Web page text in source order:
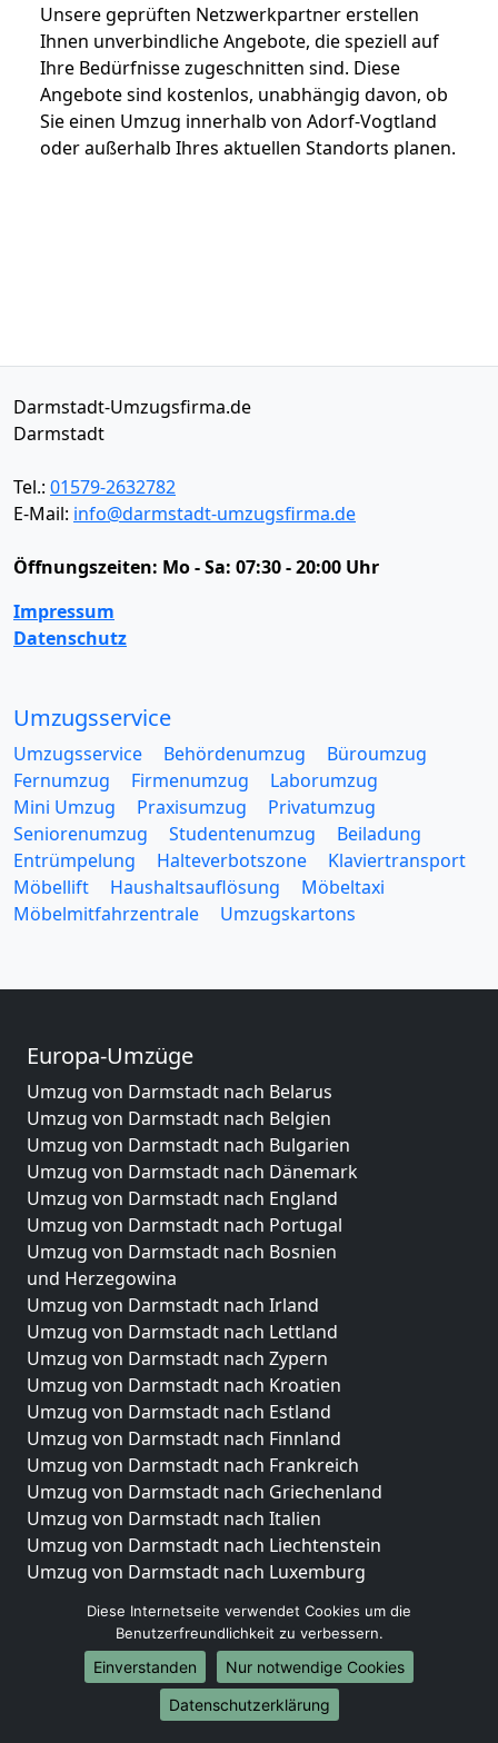
Unsere geprüften Netzwerkpartner erstellen
Ihnen unverbindliche Angebote, die speziell auf
Ihre Bedürfnisse zugeschnitten sind. Diese
Angebote sind kostenlos, unabhängig davon, ob
Sie einen Umzug innerhalb von Adorf-Vogtland
oder außerhalb Ihres aktuellen Standorts planen.
Darmstadt-Umzugsfirma.de
Darmstadt
Tel.: 01579-2632782
E-Mail: info@darmstadt-umzugsfirma.de
Öffnungszeiten: Mo - Sa: 07:30 - 20:00 Uhr
Impressum
Datenschutz
Umzugsservice
Umzugsservice Behördenumzug
Büroumzug
Fernumzug
Firmenumzug
Laborumzug
Mini Umzug
Praxisumzug
Privatumzug
Seniorenumzug
Studentenumzug
Beiladung
Entrümpelung
Halteverbotszone
Klaviertransport
Möbellift
Haushaltsauflösung
Möbeltaxi
Möbelmitfahrzentrale
Umzugskartons
Europa-Umzüge
Umzug von Darmstadt nach Belarus
Umzug von Darmstadt nach Belgien
Umzug von Darmstadt nach Bulgarien
Umzug von Darmstadt nach Dänemark
Umzug von Darmstadt nach England
Umzug von Darmstadt nach Portugal
Umzug von Darmstadt nach Bosnien
und Herzegowina
Umzug von Darmstadt nach Irland
Umzug von Darmstadt nach Lettland
Umzug von Darmstadt nach Zypern
Umzug von Darmstadt nach Kroatien
Umzug von Darmstadt nach Estland
Umzug von Darmstadt nach Finnland
Umzug von Darmstadt nach Frankreich
Umzug von Darmstadt nach Griechenland
Umzug von Darmstadt nach Italien
Umzug von Darmstadt nach Liechtenstein
Umzug von Darmstadt nach Luxemburg
Umzug von Darmstadt nach Norwegen
Umzüge-Deutschlandweit
Umzug von Darmstadt nach Berlin
Diese Internetseite verwendet Cookies um die
Benutzerfreundlichkeit zu verbessern.
Einverstanden
Nur notwendige Cookies
Datenschutzerklärung